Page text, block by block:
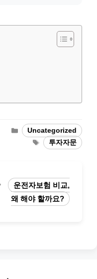
Categories
Uncategorized
Tags투자자문
운전자보험 비교,
왜 해야 할까요?